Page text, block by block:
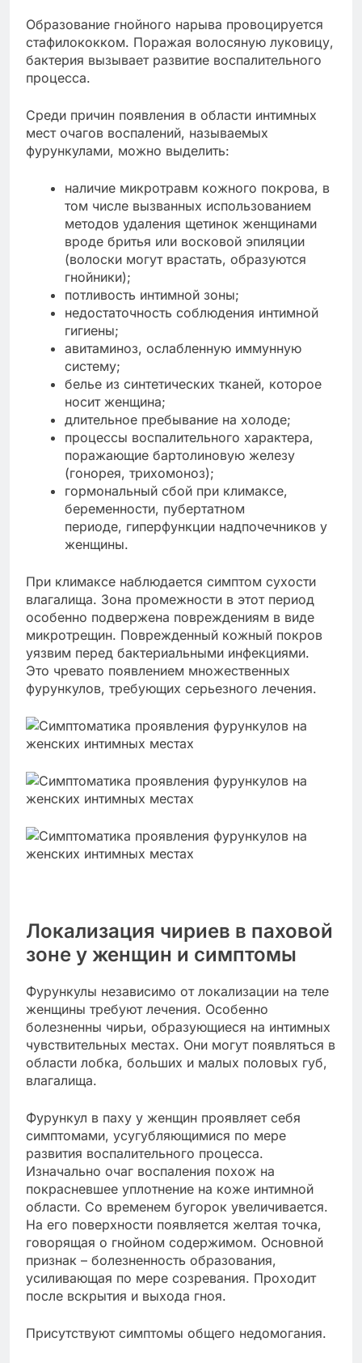
Образование гнойного нарыва провоцируется
стафилококком. Поражая волосяную луковицу,
бактерия вызывает развитие воспалительного
процесса.
Среди причин появления в области интимных
мест очагов воспалений, называемых
фурункулами, можно выделить:
наличие микротравм кожного покрова, в
том числе вызванных использованием
методов удаления щетинок женщинами
вроде бритья или восковой эпиляции
(волоски могут врастать, образуются
гнойники);
потливость интимной зоны;
недостаточность соблюдения интимной
гигиены;
авитаминоз, ослабленную иммунную
систему;
белье из синтетических тканей, которое
носит женщина;
длительное пребывание на холоде;
процессы воспалительного характера,
поражающие бартолиновую железу
(гонорея, трихомоноз);
гормональный сбой при климаксе,
беременности, пубертатном
периоде, гиперфункции надпочечников у
женщины.
При климаксе наблюдается симптом сухости
влагалища. Зона промежности в этот период
особенно подвержена повреждениям в виде
микротрещин. Поврежденный кожный покров
уязвим перед бактериальными инфекциями.
Это чревато появлением множественных
фурункулов, требующих серьезного лечения.
Локализация чириев в паховой
зоне у женщин и симптомы
Фурункулы независимо от локализации на теле
женщины требуют лечения. Особенно
болезненны чирьи, образующиеся на интимных
чувствительных местах. Они могут появляться в
области лобка, больших и малых половых губ,
влагалища.
Фурункул в паху у женщин проявляет себя
симптомами, усугубляющимися по мере
развития воспалительного процесса.
Изначально очаг воспаления похож на
покрасневшее уплотнение на коже интимной
области. Со временем бугорок увеличивается.
На его поверхности появляется желтая точка,
говорящая о гнойном содержимом. Основной
признак – болезненность образования,
усиливающая по мере созревания. Проходит
после вскрытия и выхода гноя.
Присутствуют симптомы общего недомогания.